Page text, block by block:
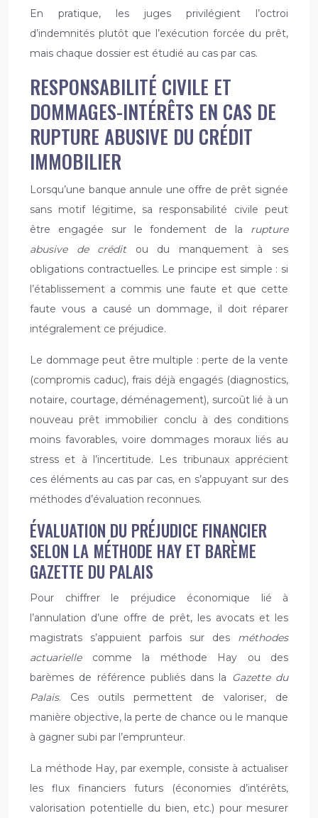
En pratique, les juges privilégient l’octroi
d’indemnités plutôt que l’exécution forcée du prêt,
mais chaque dossier est étudié au cas par cas.
RESPONSABILITÉ CIVILE ET
DOMMAGES-INTÉRÊTS EN CAS DE
RUPTURE ABUSIVE DU CRÉDIT
IMMOBILIER
Lorsqu’une banque annule une offre de prêt signée
sans motif légitime, sa responsabilité civile peut
être engagée sur le fondement de la rupture
abusive de créditou du manquement à ses
obligations contractuelles. Le principe est simple : si
l’établissement a commis une faute et que cette
faute vous a causé un dommage, il doit réparer
intégralement ce préjudice.
Le dommage peut être multiple : perte de la vente
(compromis caduc), frais déjà engagés (diagnostics,
notaire, courtage, déménagement), surcoût lié à un
nouveau prêt immobilier conclu à des conditions
moins favorables, voire dommages moraux liés au
stress et à l’incertitude. Les tribunaux apprécient
ces éléments au cas par cas, en s’appuyant sur des
méthodes d’évaluation reconnues.
ÉVALUATION DU PRÉJUDICE FINANCIER
SELON LA MÉTHODE HAY ET BARÈME
GAZETTE DU PALAIS
Pour chiffrer le préjudice économique lié à
l’annulation d’une offre de prêt, les avocats et les
magistrats s’appuient parfois sur des méthodes
actuariellecomme la méthode Hay ou des
barèmes de référence publiés dans la Gazette du
Palais. Ces outils permettent de valoriser, de
manière objective, la perte de chance ou le manque
à gagner subi par l’emprunteur.
La méthode Hay, par exemple, consiste à actualiser
les flux financiers futurs (économies d’intérêts,
valorisation potentielle du bien, etc.) pour mesurer